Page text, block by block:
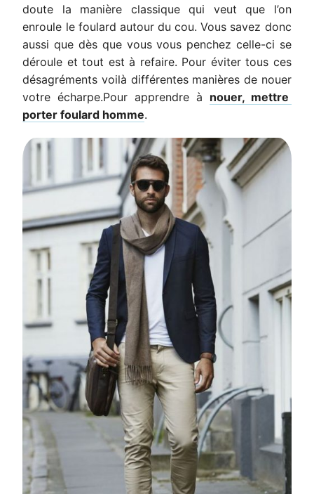
doute la manière classique qui veut que l’on
enroule le foulard autour du cou. Vous savez donc
aussi que dès que vous vous penchez celle-ci se
déroule et tout est à refaire. Pour éviter tous ces
désagréments voilà différentes manières de nouer
votre écharpe.Pour apprendre à nouer, mettre
porter foulard homme.